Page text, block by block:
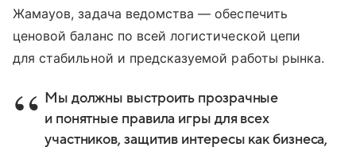
Жамауов, задача ведомства — обеспечить
ценовой баланс по всей логистической цепи
для стабильной и предсказуемой работы рынка.
Мы должны выстроить прозрачные
и понятные правила игры для всех
участников, защитив интересы как бизнеса,